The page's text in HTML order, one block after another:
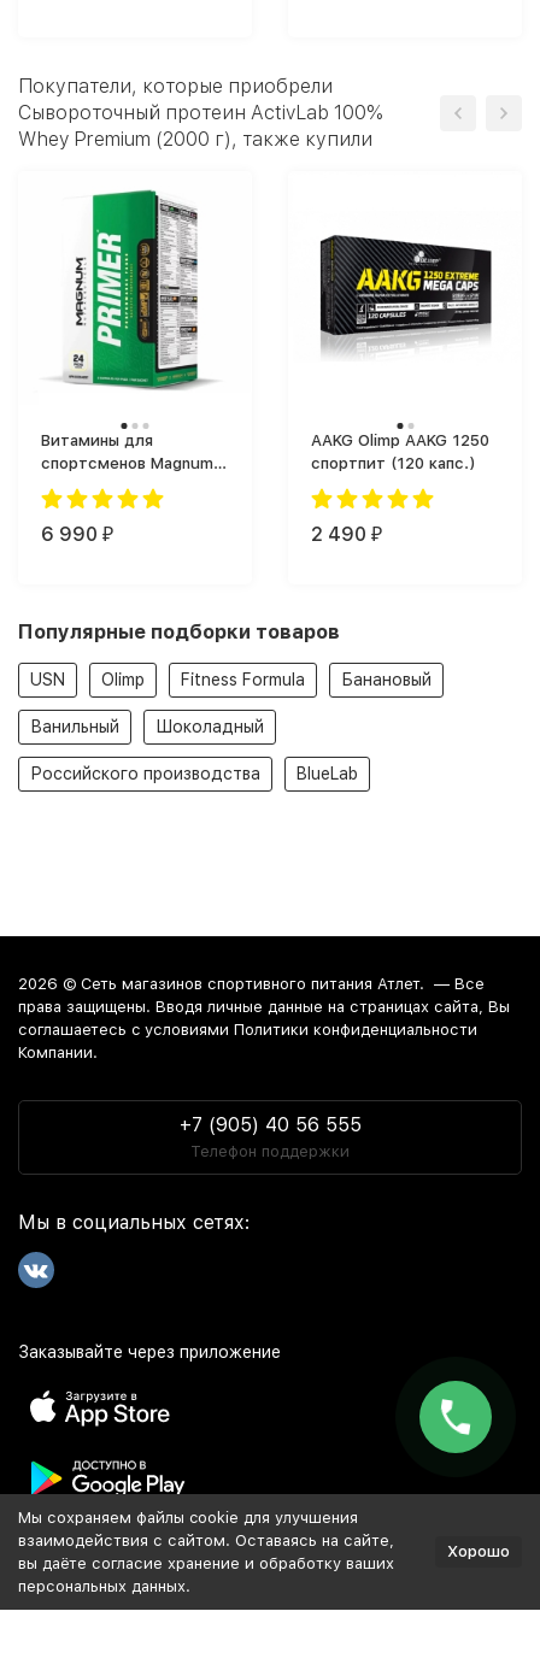
Покупатели, которые приобрели
Сывороточный протеин ActivLab 100%
Whey Premium (2000 г), также купили
Витамины для
спортсменов Magnum
Primer (30 таб.)
6 990 ₽
AAKG Olimp AAKG 1250
спортпит (120 капс.)
2 490 ₽
Популярные подборки товаров
USN Olimp Fitness Formula Банановый
Ванильный Шоколадный
Российского производства BlueLab
2026 © Сеть магазинов спортивного питания Атлет. — Все
права защищены. Вводя личные данные на страницах сайта, Вы
соглашаетесь c условиями Политики конфиденциальности
Компании.
+7 (905) 40 56 555
Телефон поддержки
Мы в социальных сетях:
Заказывайте через приложение
Популярное
Мы сохраняем файлы cookie для улучшения
взаимодействия с сайтом. Оставаясь на сайте,
вы даёте согласие хранение и обработку ваших
персональных данных.
Хорошо